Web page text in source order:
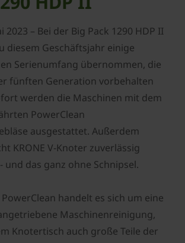
2023 – Bei der Big Pack 1290 HDP II
diesem Geschäftsjahr einige
Serienumfang übernommen, die
fünften Generation vorbehalten
werden die Maschinen mit dem
PowerClean
ausgestattet. Außerdem
KRONE V-Knoter zuverlässig
und das ganz ohne Schnipsel.
PowerClean handelt es sich um eine
Maschinenreinigung,
Knotertisch auch große Teile der